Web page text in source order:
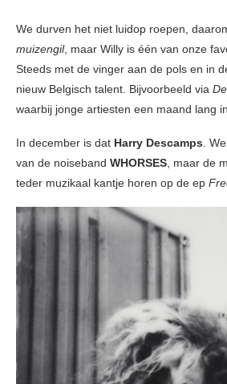
We durven het niet luidop roepen,
muizengil, maar Willy is één van onze
Steeds met de vinger aan de pols en in
nieuw Belgisch talent. Bijvoorbeeld via
waarbij jonge artiesten een maand lang
In december is dat Harry Descamps.
van de noiseband WHORSES, maar de
teder muzikaal kantje horen op de ep